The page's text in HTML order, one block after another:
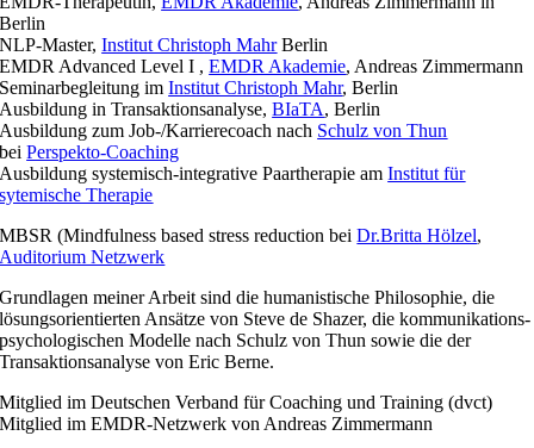
Berlin
NLP-Master,Institut Christoph MahrBerlin
EMDR Advanced Level I ,EMDR Akademie, Andreas Zimmermann
Seminarbegleitung imInstitut Christoph Mahr, Berlin
Ausbildung in Transaktionsanalyse,BIaTA, Berlin
Ausbildung zum Job-/Karrierecoach nach Schulz von Thun
beiPerspekto-Coaching
Ausbildung systemisch-integrative Paartherapie amInstitut für
sytemische Therapie
MBSR (Mindfulness based stress reduction beiDr.Britta Hölzel,
Auditorium Netzwerk
Grundlagen meiner Arbeit sind die humanistische Philosophie, die
lösungsorientierten Ansätze von Steve de Shazer, die kommunikations­
psychologischen Modelle nach Schulz von Thun sowie die der
Transaktionsanalyse von Eric Berne.
Mitglied im Deutschen Verband für Coaching und Training (dvct)
Mitglied im EMDR-Netzwerk von Andreas Zimmermann